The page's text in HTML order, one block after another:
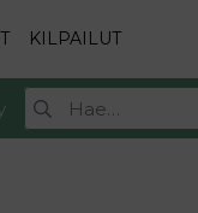
KILPAILUT